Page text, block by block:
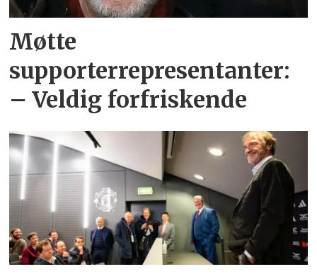
Møtte
supporterrepresentanter:
– Veldig forfriskende